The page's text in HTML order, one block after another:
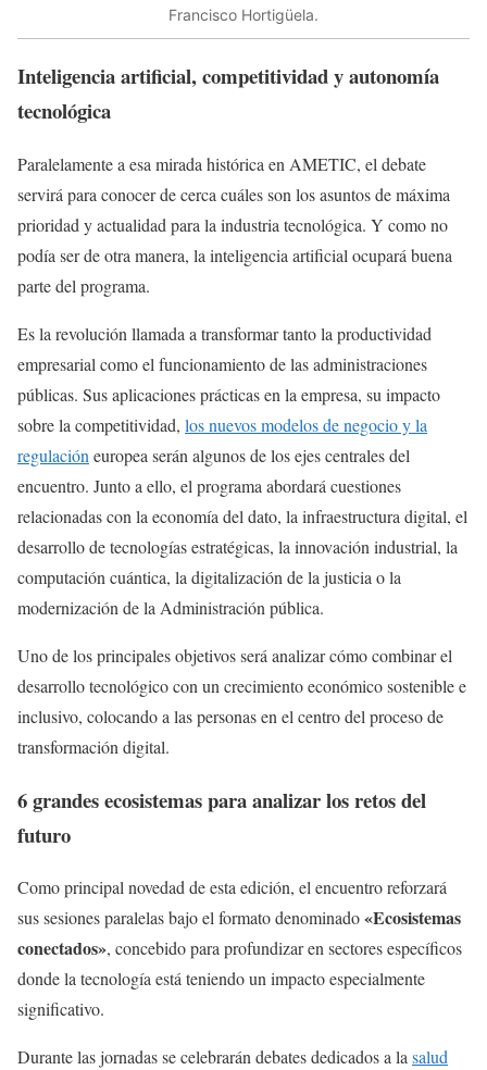
Francisco Hortigüela.
Inteligencia artificial, competitividad y autonomía
tecnológica
Paralelamente a esa mirada histórica en AMETIC, el debate
servirá para conocer de cerca cuáles son los asuntos de máxima
prioridad y actualidad para la industria tecnológica. Y como no
podía ser de otra manera, la inteligencia artificial ocupará buena
parte del programa.
Es la revolución llamada a transformar tanto la productividad
empresarial como el funcionamiento de las administraciones
públicas. Sus aplicaciones prácticas en la empresa, su impacto
sobre la competitividad, los nuevos modelos de negocio y la
regulación europea serán algunos de los ejes centrales del
encuentro. Junto a ello, el programa abordará cuestiones
relacionadas con la economía del dato, la infraestructura digital, el
desarrollo de tecnologías estratégicas, la innovación industrial, la
computación cuántica, la digitalización de la justicia o la
modernización de la Administración pública.
Uno de los principales objetivos será analizar cómo combinar el
desarrollo tecnológico con un crecimiento económico sostenible e
inclusivo, colocando a las personas en el centro del proceso de
transformación digital.
6 grandes ecosistemas para analizar los retos del
futuro
Como principal novedad de esta edición, el encuentro reforzará
sus sesiones paralelas bajo el formato denominado«Ecosistemas
conectados», concebido para profundizar en sectores específicos
donde la tecnología está teniendo un impacto especialmente
significativo.
Durante las jornadas se celebrarán debates dedicados a lasalud